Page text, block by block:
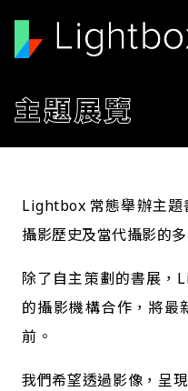
主題展覽
Lightbox 常態舉辦主題
攝影歷史及當代攝影的多
除了自主策劃的書展，
的攝影機構合作，將最
前。
我們希望透過影像，呈